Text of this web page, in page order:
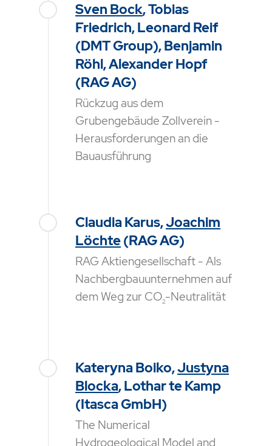
Sven Bock, Tobias
Friedrich, Leonard Reif
(DMT Group), Benjamin
Röhl, Alexander Hopf
(RAG AG)
Rückzug aus dem
Grubengebäude Zollverein -
Herausforderungen an die
Bauausführung
Claudia Karus,Joachim
Löchte(RAG AG)
RAG Aktiengesellschaft - Als
Nachbergbauunternehmen auf
dem Weg zur CO2-Neutralität
Kateryna Boiko,Justyna
Blocka, Lothar te Kamp
(Itasca GmbH)
The Numerical
Hydrogeological Model and